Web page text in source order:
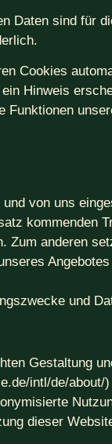
Daten sind für
Cookies
Hinweis
Funktionen
und von uns
kommenden
Zum anderen
und
Gestaltung
intl/de/about/
dieser